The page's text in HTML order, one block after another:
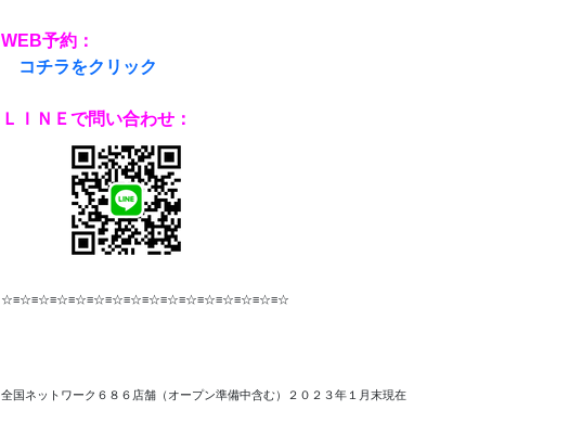
WEB予約：
コチラをクリック
ＬＩＮＥで問い合わせ：
☆≡☆≡☆≡☆≡☆≡☆≡☆≡☆≡☆≡☆≡☆≡☆≡☆≡☆≡☆≡☆
全国ネットワーク６８６店舗（オープン準備中含む）２０２３年１月末現在